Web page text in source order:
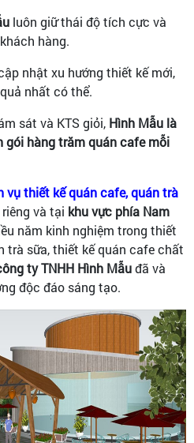
luôn giữ thái độ tích cực và
hàng.
nhật xu hướng thiết kế mới,
nhất có thể.
sát và KTS giỏi, Hình Mẫu là
hàng trăm quán cafe mỗi
vụ thiết kế quán cafe, quán trà
và tại khu vực phía Nam
năm kinh nghiệm trong thiết
trà sữa, thiết kế quán cafe chất
ty TNHH Hình Mẫuđã và
độc đáo sáng tạo.